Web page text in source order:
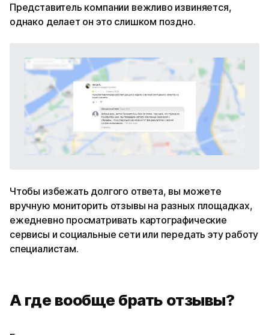
Представитель компании вежливо извиняется,
однако делает он это слишком поздно.
Чтобы избежать долгого ответа, вы можете
вручную мониторить отзывы на разных площадках,
ежедневно просматривать картографические
сервисы и социальные сети или передать эту работу
специалистам.
А где вообще брать отзывы?